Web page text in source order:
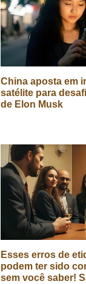
China aposta em
satélite para
de Elon Musk
Esses erros de
podem ter sido
sem você saber!